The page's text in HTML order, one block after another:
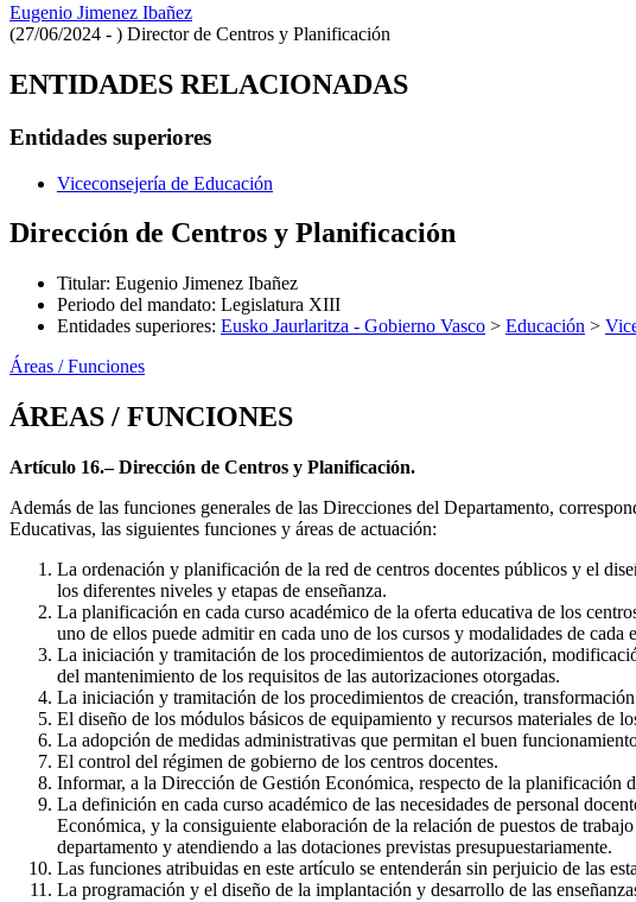
Eugenio Jimenez Ibañez
(27/06/2024 - ) Director de Centros y Planificación
ENTIDADES RELACIONADAS
Entidades superiores
Viceconsejería de Educación
Dirección de Centros y Planificación
Titular: Eugenio Jimenez Ibañez
Periodo del mandato: Legislatura XIII
Entidades superiores: Eusko Jaurlaritza - Gobierno Vasco > Educación >
Áreas / Funciones
ÁREAS / FUNCIONES
Artículo 16.– Dirección de Centros y Planificación.
Además de las funciones generales de las Direcciones del Departamento,
Educativas, las siguientes funciones y áreas de actuación:
La ordenación y planificación de la red de centros docentes públicos y el
los diferentes niveles y etapas de enseñanza.
La planificación en cada curso académico de la oferta educativa de los
uno de ellos puede admitir en cada uno de los cursos y modalidades de cada
La iniciación y tramitación de los procedimientos de autorización,
del mantenimiento de los requisitos de las autorizaciones otorgadas.
La iniciación y tramitación de los procedimientos de creación,
El diseño de los módulos básicos de equipamiento y recursos materiales de
La adopción de medidas administrativas que permitan el buen
El control del régimen de gobierno de los centros docentes.
Informar, a la Dirección de Gestión Económica, respecto de la planificación
La definición en cada curso académico de las necesidades de personal
Económica, y la consiguiente elaboración de la relación de puestos de
departamento y atendiendo a las dotaciones previstas presupuestariamente.
Las funciones atribuidas en este artículo se entenderán sin perjuicio de las
La programación y el diseño de la implantación y desarrollo de las